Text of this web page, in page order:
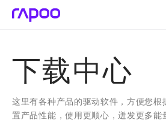
下载中心
这里有各种产品的驱动软件，方便您根
置产品性能，使用更顺心，迸发更多能